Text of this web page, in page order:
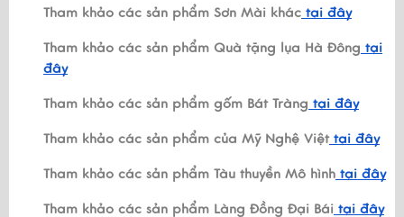
Tham khảo các sản phẩm Sơn Mài khác tại đây
Tham khảo các sản phẩm Quà tặng lụa Hà Đông tại
đây
Tham khảo các sản phẩm gốm Bát Tràng tại đây
Tham khảo các sản phẩm của Mỹ Nghệ Việttại đây
Tham khảo các sản phẩm Tàu thuyền Mô hình tại đây
Tham khảo các sản phẩm Làng Đồng Đại Bái tại đây